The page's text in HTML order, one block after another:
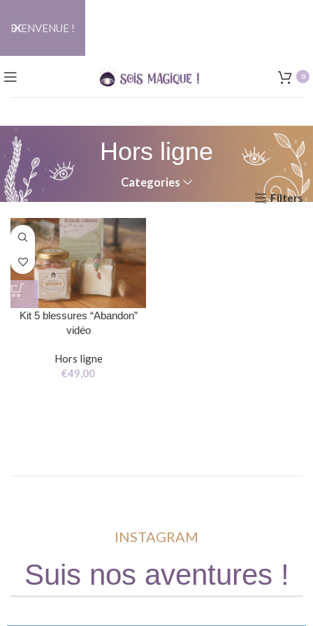
0
Hors ligne
Categories
Filters
Kit 5 blessures “Abandon”
vidéo
Hors ligne
€49,00
INSTAGRAM
Suis nos aventures !
BIENVENUE !